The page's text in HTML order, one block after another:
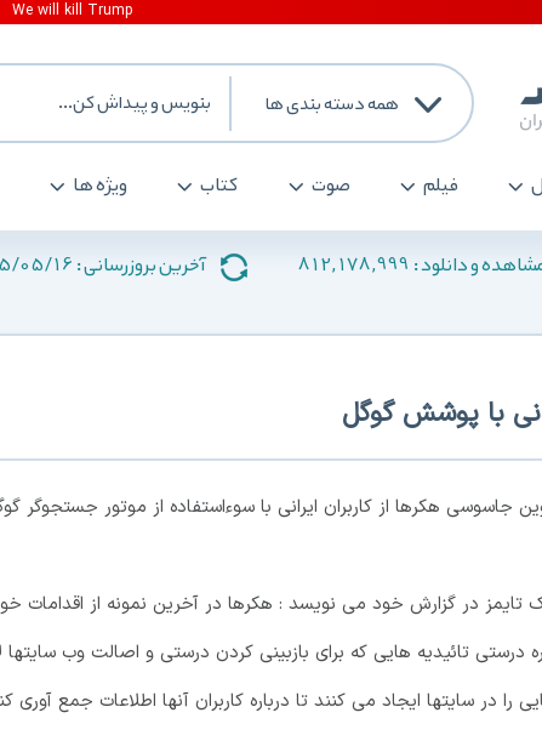
همه دسته بندی ها
فیلم صوت کتاب ویژه ها
و دانلود : 812,178,999 آخرین بروزرسانی : 05/16
با پوشش گوگل
جاسوسی هکرها از کاربران ایرانی با سوءاستفاده از موتور جستجوگر
تایمز در گزارش خود می نویسد : هکرها در آخرین نمونه از اقدامات
درستی تائیدیه هایی که برای بازبینی کردن درستی و اصالت وب
در سایتها ایجاد می کنند تا درباره کاربران آنها اطلاعات جمع آوری